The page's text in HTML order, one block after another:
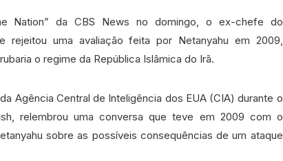
Nation” da CBS News no domingo, o ex-chefe do
rejeitou uma avaliação feita por Netanyahu em 2009,
o regime da República Islâmica do Irã.
Agência Central de Inteligência dos EUA (CIA) durante o
relembrou uma conversa que teve em 2009 com o
sobre as possíveis consequências de um ataque